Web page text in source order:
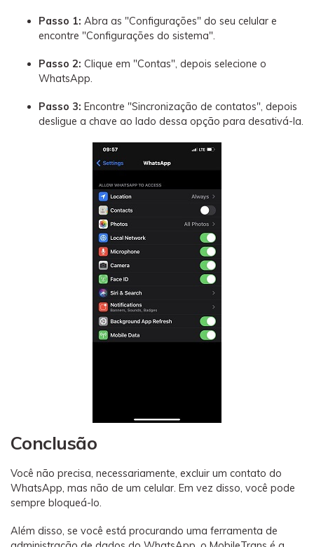
Passo 1: Abra as "Configurações" do seu celular e
encontre "Configurações do sistema".
Passo 2: Clique em "Contas", depois selecione o
WhatsApp.
Passo 3: Encontre "Sincronização de contatos", depois
desligue a chave ao lado dessa opção para desativá-la.
Conclusão
Você não precisa, necessariamente, excluir um contato do
WhatsApp, mas não de um celular. Em vez disso, você pode
sempre bloqueá-lo.
Além disso, se você está procurando uma ferramenta de